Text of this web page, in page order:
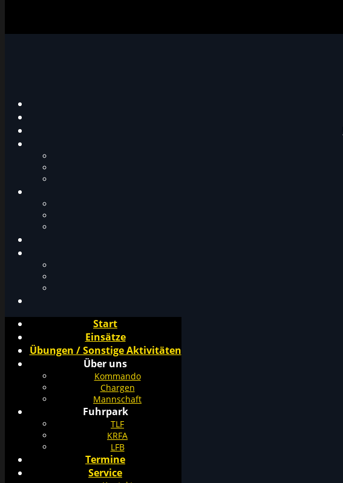
Start
Einsätze
Übungen / Sonstige Aktivitäten
Über uns
Kommando
Chargen
Mannschaft
Fuhrpark
TLF
KRFA
LFB
Termine
Service